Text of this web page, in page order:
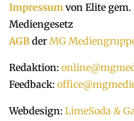
Impressum von Elite gem.
Mediengesetz
AGB der MG
Redaktion:
Feedback:
Webdesign: LimeSoda &